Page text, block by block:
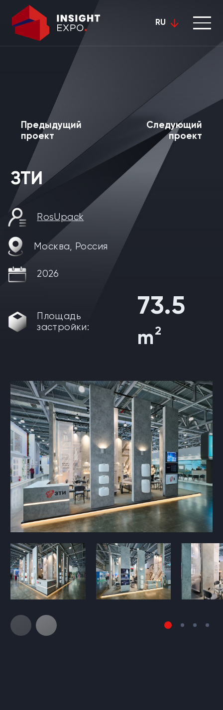
RU
ЗТИ
RosUpack
Москва, Россия
2026
Площадь
застройки:
73.5
m2
Предыдущий
проект
Следующий
проект